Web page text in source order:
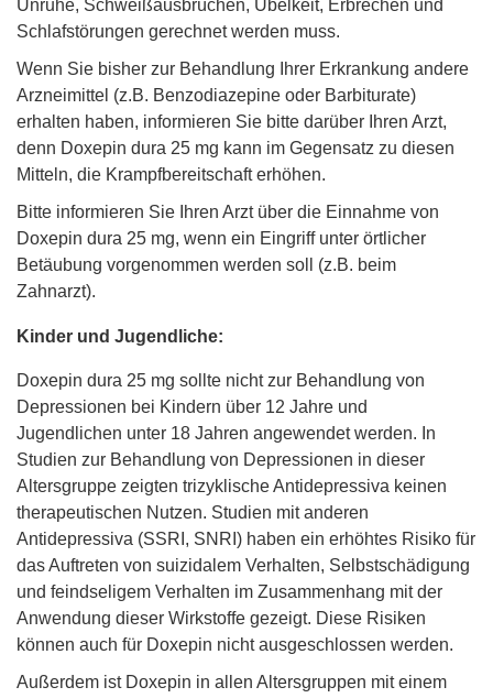
Unruhe, Schweißausbrüchen, Übelkeit, Erbrechen und
Schlafstörungen gerechnet werden muss.
Wenn Sie bisher zur Behandlung Ihrer Erkrankung andere
Arzneimittel (z.B. Benzodiazepine oder Barbiturate)
erhalten haben, informieren Sie bitte darüber Ihren Arzt,
denn Doxepin dura 25 mg kann im Gegensatz zu diesen
Mitteln, die Krampfbereitschaft erhöhen.
Bitte informieren Sie Ihren Arzt über die Einnahme von
Doxepin dura 25 mg, wenn ein Eingriff unter örtlicher
Betäubung vorgenommen werden soll (z.B. beim
Zahnarzt).
Kinder und Jugendliche:
Doxepin dura 25 mg sollte nicht zur Behandlung von
Depressionen bei Kindern über 12 Jahre und
Jugendlichen unter 18 Jahren angewendet werden. In
Studien zur Behandlung von Depressionen in dieser
Altersgruppe zeigten trizyklische Antidepressiva keinen
therapeutischen Nutzen. Studien mit anderen
Antidepressiva (SSRI, SNRI) haben ein erhöhtes Risiko für
das Auftreten von suizidalem Verhalten, Selbstschädigung
und feindseligem Verhalten im Zusammenhang mit der
Anwendung dieser Wirkstoffe gezeigt. Diese Risiken
können auch für Doxepin nicht ausgeschlossen werden.
Außerdem ist Doxepin in allen Altersgruppen mit einem